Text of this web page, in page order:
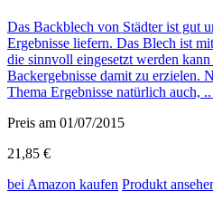
Das Backblech von Städter ist gut
Ergebnisse liefern. Das Blech ist
die sinnvoll eingesetzt werden kann
Backergebnisse damit zu erzielen.
Thema Ergebnisse natürlich auch, ..
Preis am 01/07/2015
21,85 €
bei Amazon kaufen Produkt